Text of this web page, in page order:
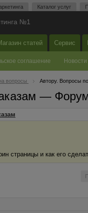
Каталог услуг
№1
статей Сервис
соглашение Новости
вопросы Автору. Вопросы
—
страницы и как его